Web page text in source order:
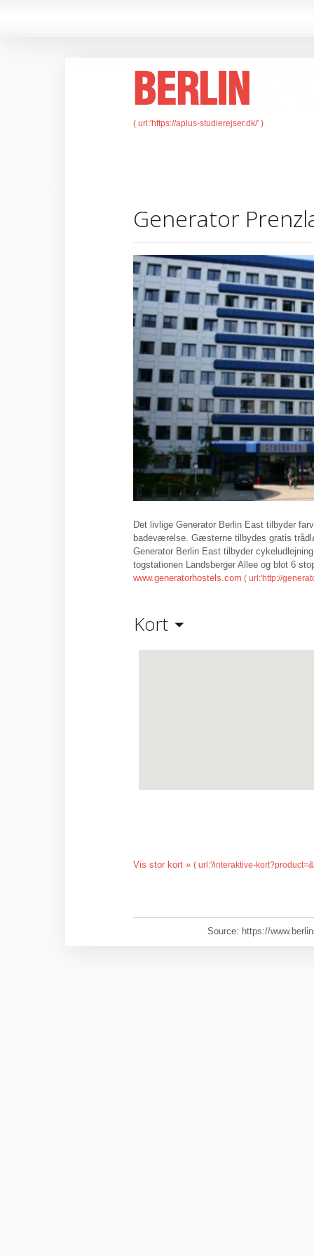
Generator
Det livlige Generator Berlin East tilbyder
badeværelse. Gæsterne tilbydes gratis
Generator Berlin East tilbyder
togstationen Landsberger Allee og blot 6
www.generatorhostels.com
Kort
Vis stor kort »
Source: https://